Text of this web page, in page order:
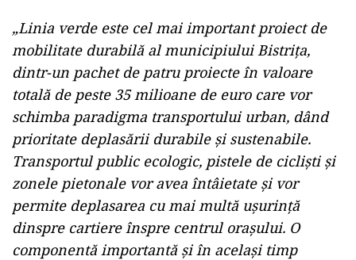
„Linia verde este cel mai important proiect de
mobilitate durabilă al municipiului Bistrița,
dintr-un pachet de patru proiecte în valoare
totală de peste 35 milioane de euro care vor
schimba paradigma transportului urban, dând
prioritate deplasării durabile și sustenabile.
Transportul public ecologic, pistele de cicliști și
zonele pietonale vor avea întâietate și vor
permite deplasarea cu mai multă ușurință
dinspre cartiere înspre centrul orașului. O
componentă importantă și în același timp